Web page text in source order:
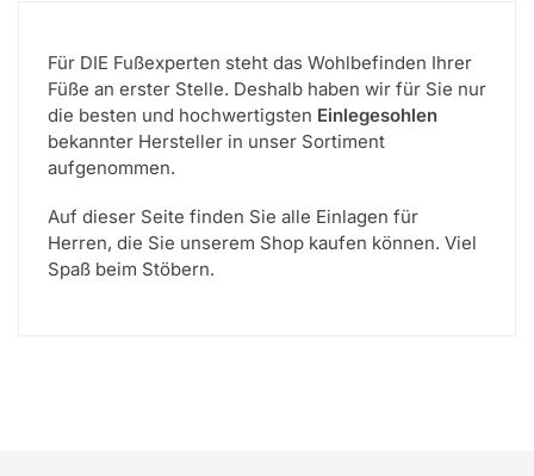
Für DIE Fußexperten steht das Wohlbefinden Ihrer
Füße an erster Stelle. Deshalb haben wir für Sie nur
die besten und hochwertigsten Einlegesohlen
bekannter Hersteller in unser Sortiment
aufgenommen.
Auf dieser Seite finden Sie alle Einlagen für
Herren, die Sie unserem Shop kaufen können. Viel
Spaß beim Stöbern.